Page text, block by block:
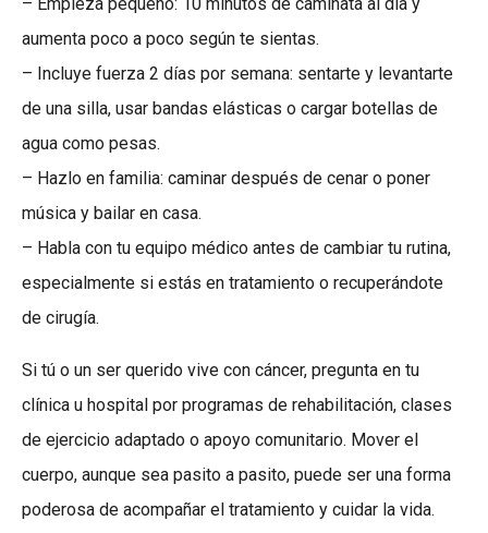
aumenta poco a poco según te sientas.
– Incluye fuerza 2 días por semana: sentarte y levantarte
de una silla, usar bandas elásticas o cargar botellas de
agua como pesas.
– Hazlo en familia: caminar después de cenar o poner
música y bailar en casa.
– Habla con tu equipo médico antes de cambiar tu rutina,
especialmente si estás en tratamiento o recuperándote
de cirugía.
Si tú o un ser querido vive con cáncer, pregunta en tu
clínica u hospital por programas de rehabilitación, clases
de ejercicio adaptado o apoyo comunitario. Mover el
cuerpo, aunque sea pasito a pasito, puede ser una forma
poderosa de acompañar el tratamiento y cuidar la vida.